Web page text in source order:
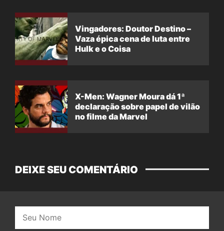
Vingadores: Doutor Destino –
Vaza épica cena de luta entre
Hulk e o Coisa
X-Men: Wagner Moura dá 1ª
declaração sobre papel de vilão
no filme da Marvel
DEIXE SEU COMENTÁRIO